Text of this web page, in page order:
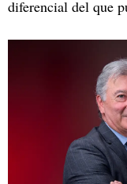
diferencial del que